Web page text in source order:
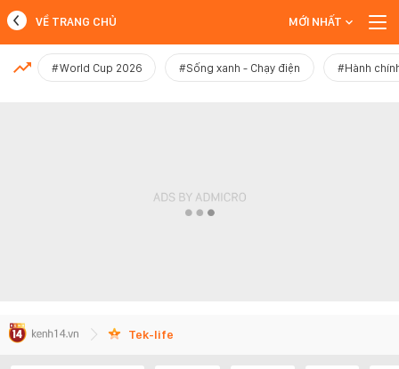
MỚI NHẤT
VỀ TRANG CHỦ MỚI NHẤT
#World Cup 2026 #Sống xanh - Chạy điện #Hành
Tek-life